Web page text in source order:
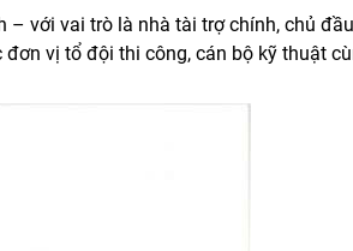
– với vai trò là nhà tài trợ chính, chủ
vị tổ đội thi công, cán bộ kỹ thuật